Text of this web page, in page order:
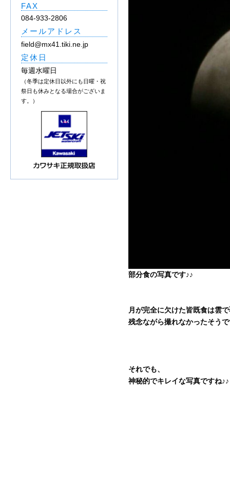
部分食の写真です♪♪
月が完全に欠けた皆既食は雲
残念ながら撮れなかったそう
それでも、
神秘的でキレイな写真ですね♪♪
FAX
084-933-2806
メールアドレス
field@mx41.tiki.ne.jp
定休日
毎週水曜日
（冬季は定休日以外にも日曜・祝
祭日も休みとなる場合がございま
す。）